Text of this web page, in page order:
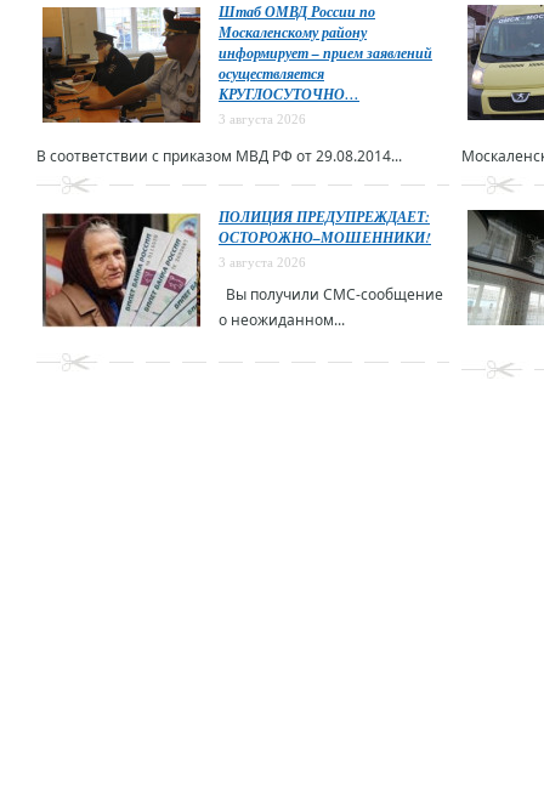
Штаб ОМВД России по
Москаленскому району
информирует – прием заявлений
осуществляется
КРУГЛОСУТОЧНО…
3 августа 2026
В соответствии с приказом МВД РФ от 29.08.2014...
ПОЛИЦИЯ ПРЕДУПРЕЖДАЕТ:
ОСТОРОЖНО–МОШЕННИКИ!
3 августа 2026
Вы получили СМС-сообщение
о неожиданном...